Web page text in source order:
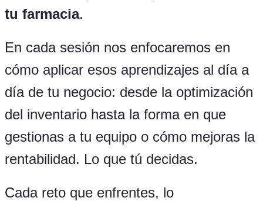
tu farmacia.
En cada sesión nos enfocaremos en
cómo aplicar esos aprendizajes al día a
día de tu negocio: desde la optimización
del inventario hasta la forma en que
gestionas a tu equipo o cómo mejoras la
rentabilidad. Lo que tú decidas.
Cada reto que enfrentes, lo